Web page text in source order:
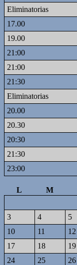
Eliminatorias
17.00
19.00
21:00
21:00
21:30
Eliminatorias
20.00
20.30
20:30
21:30
23:00
L
M
3
4 5
10
11 12
17
18 19
24
25 26